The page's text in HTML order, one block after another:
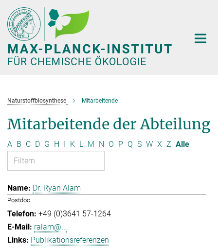
Hauptinhalt
Naturstoffbiosynthese Mitarbeitende
Mitarbeitende der Abteilung
A B C D G H I K L M N O P Q S W X Z Alle
Dr. Ryan Alam
Postdoc
+49 (0)3641 57-1264
ralam@...
Publikationsreferenzen